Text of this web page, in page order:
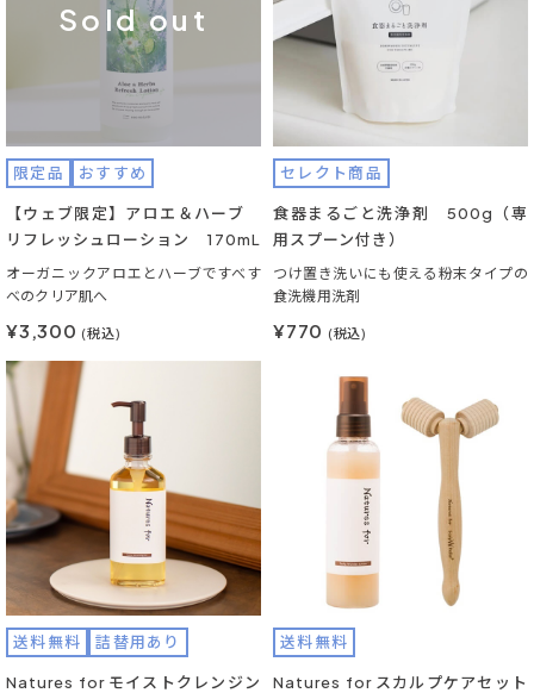
Sold out
限定品 おすすめ
【ウェブ限定】アロエ＆ハーブ
リフレッシュローション 170mL
オーガニックアロエとハーブですべす
べのクリア肌へ
¥3,300 (税込)
セレクト商品
食器まるごと洗浄剤 500g（専
用スプーン付き）
つけ置き洗いにも使える粉末タイプの
食洗機用洗剤
¥770 (税込)
送料無料 詰替用あり
Natures for モイストクレンジン
送料無料
Natures for スカルプケアセット